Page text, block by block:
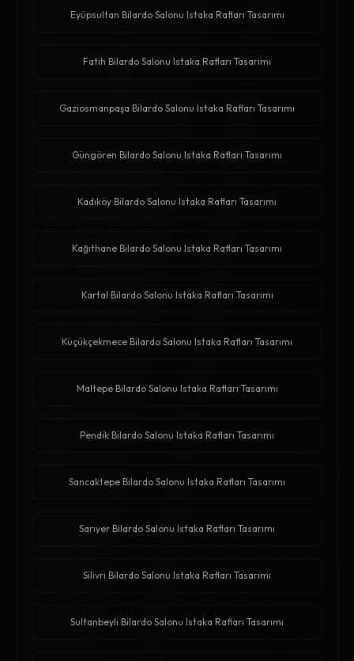
Eyüpsultan Bilardo Salonu Istaka Rafları Tasarımı
Fatih Bilardo Salonu Istaka Rafları Tasarımı
Gaziosmanpaşa Bilardo Salonu Istaka Rafları Tasarımı
Güngören Bilardo Salonu Istaka Rafları Tasarımı
Kadıköy Bilardo Salonu Istaka Rafları Tasarımı
Kağıthane Bilardo Salonu Istaka Rafları Tasarımı
Kartal Bilardo Salonu Istaka Rafları Tasarımı
Küçükçekmece Bilardo Salonu Istaka Rafları Tasarımı
Maltepe Bilardo Salonu Istaka Rafları Tasarımı
Pendik Bilardo Salonu Istaka Rafları Tasarımı
Sancaktepe Bilardo Salonu Istaka Rafları Tasarımı
Sarıyer Bilardo Salonu Istaka Rafları Tasarımı
Silivri Bilardo Salonu Istaka Rafları Tasarımı
Sultanbeyli Bilardo Salonu Istaka Rafları Tasarımı